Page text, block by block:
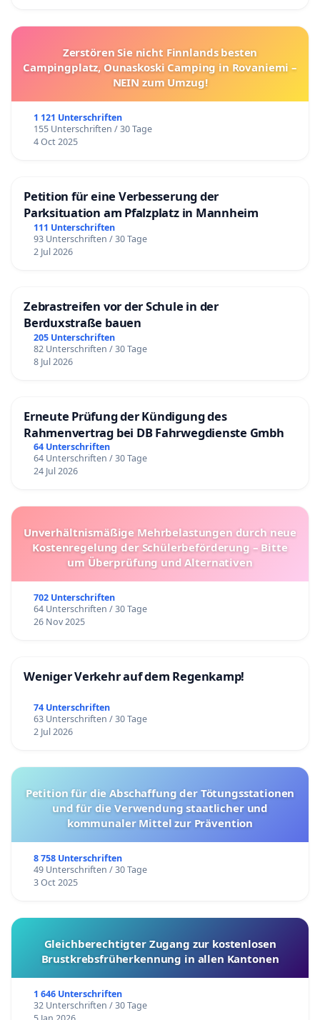
Zerstören Sie nicht Finnlands besten
Campingplatz, Ounaskoski Camping in Rovaniemi –
NEIN zum Umzug!
1 121 Unterschriften
155 Unterschriften / 30 Tage
4 Oct 2025
Petition für eine Verbesserung der
Parksituation am Pfalzplatz in Mannheim
111 Unterschriften
93 Unterschriften / 30 Tage
2 Jul 2026
Zebrastreifen vor der Schule in der
Berduxstraße bauen
205 Unterschriften
82 Unterschriften / 30 Tage
8 Jul 2026
Erneute Prüfung der Kündigung des
Rahmenvertrag bei DB Fahrwegdienste Gmbh
64 Unterschriften
64 Unterschriften / 30 Tage
24 Jul 2026
Unverhältnismäßige Mehrbelastungen durch neue
Kostenregelung der Schülerbeförderung – Bitte
um Überprüfung und Alternativen
702 Unterschriften
64 Unterschriften / 30 Tage
26 Nov 2025
Weniger Verkehr auf dem Regenkamp!
74 Unterschriften
63 Unterschriften / 30 Tage
2 Jul 2026
Petition für die Abschaffung der Tötungsstationen
und für die Verwendung staatlicher und
kommunaler Mittel zur Prävention
8 758 Unterschriften
49 Unterschriften / 30 Tage
3 Oct 2025
Gleichberechtigter Zugang zur kostenlosen
Brustkrebsfrüherkennung in allen Kantonen
1 646 Unterschriften
32 Unterschriften / 30 Tage